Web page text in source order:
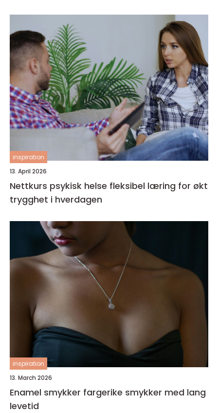
inspiration
13. April 2026
Nettkurs psykisk helse fleksibel læring for økt
trygghet i hverdagen
inspiration
13. March 2026
Enamel smykker fargerike smykker med lang
levetid